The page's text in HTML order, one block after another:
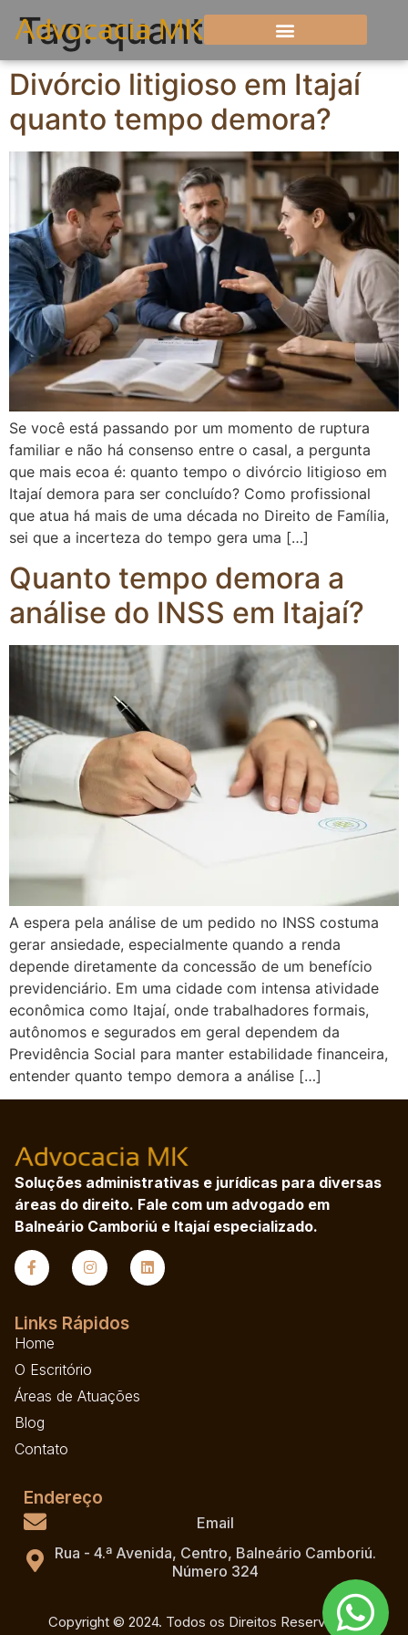
Tag:quanto
Divórcio litigioso em Itajaí
quanto tempo demora?
Se você está passando por um momento de ruptura
familiar e não há consenso entre o casal, a pergunta
que mais ecoa é: quanto tempo o divórcio litigioso em
Itajaí demora para ser concluído? Como profissional
que atua há mais de uma década no Direito de Família,
sei que a incerteza do tempo gera uma […]
Quanto tempo demora a
análise do INSS em Itajaí?
A espera pela análise de um pedido no INSS costuma
gerar ansiedade, especialmente quando a renda
depende diretamente da concessão de um benefício
previdenciário. Em uma cidade com intensa atividade
econômica como Itajaí, onde trabalhadores formais,
autônomos e segurados em geral dependem da
Previdência Social para manter estabilidade financeira,
entender quanto tempo demora a análise […]
Soluções administrativas e jurídicas para diversas
áreas do direito. Fale com um advogado em
Balneário Camboriú e Itajaí especializado.
Links Rápidos
Home
O Escritório
Áreas de Atuações
Blog
Contato
Endereço
Email
Rua - 4.ª Avenida, Centro, Balneário Camboriú.
Número 324
Copyright © 2024. Todos os Direitos Reservados.